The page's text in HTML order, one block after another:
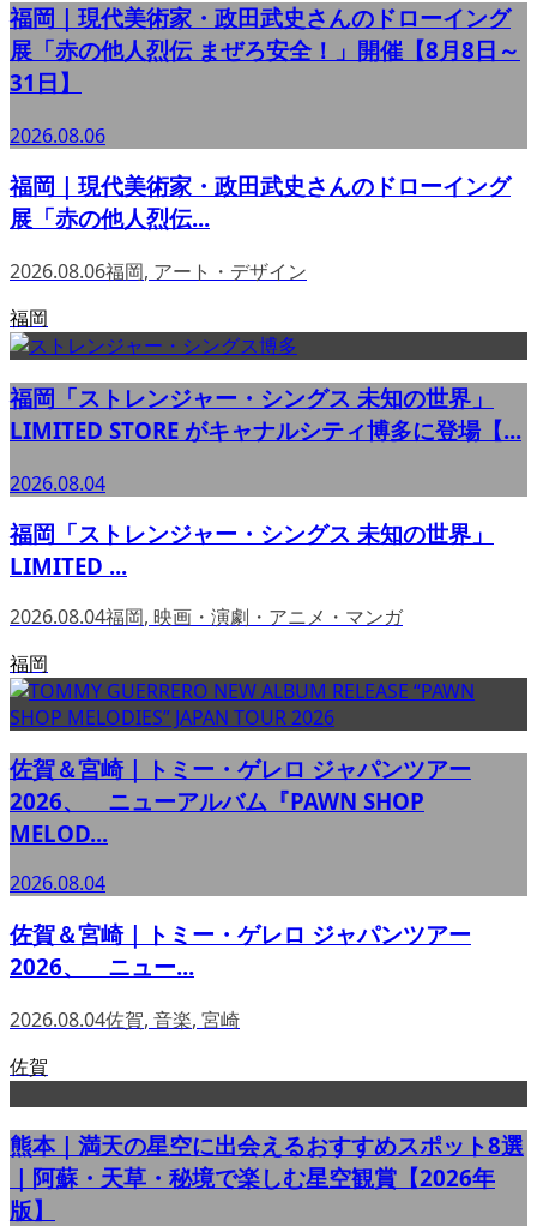
福岡｜現代美術家・政田武史さんのドローイング
展「赤の他人烈伝 まぜろ安全！」開催【8月8日～
31日】
2026.08.06
福岡｜現代美術家・政田武史さんのドローイング
展「赤の他人烈伝...
2026.08.06福岡, アート・デザイン
福岡
福岡「ストレンジャー・シングス 未知の世界」
LIMITED STORE がキャナルシティ博多に登場【...
2026.08.04
福岡「ストレンジャー・シングス 未知の世界」
LIMITED ...
2026.08.04福岡, 映画・演劇・アニメ・マンガ
福岡
佐賀＆宮崎｜トミー・ゲレロ ジャパンツアー
2026、 ニューアルバム『PAWN SHOP
MELOD...
2026.08.04
佐賀＆宮崎｜トミー・ゲレロ ジャパンツアー
2026、 ニュー...
2026.08.04佐賀, 音楽, 宮崎
佐賀
熊本｜満天の星空に出会えるおすすめスポット8選
｜阿蘇・天草・秘境で楽しむ星空観賞【2026年
版】